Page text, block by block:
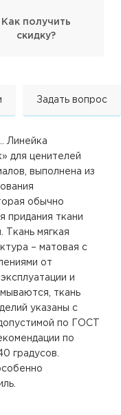
Как получить
скидку?
Задать вопрос
Линейка
для ценителей
выполнена из
обычно
придания ткани
Ткань мягкая
– матовая с
от
и
ткань
указаны с
по ГОСТ
по
градусов.